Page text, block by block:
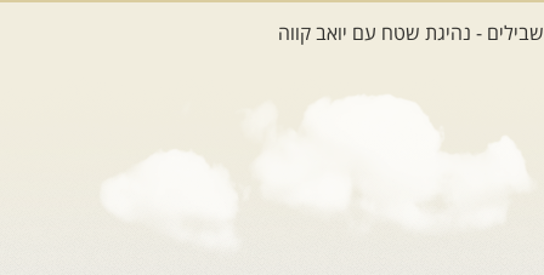
12-22.08.2026
- טיול ג'יפים
מסע שטח לאחת המדינות הפראיות
והמרגשות בעולם. קירגיסטאן היא לא ...
[המשך]